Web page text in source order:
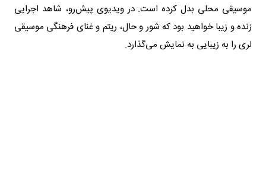
موسیقی محلی بدل کرده است. در ویدیوی پیش‌رو، شاهد اجرایی
زنده و زیبا خواهید بود که شور و حال، ریتم و غنای فرهنگی موسیقی
لری را به زیبایی به نمایش می‌گذارد.